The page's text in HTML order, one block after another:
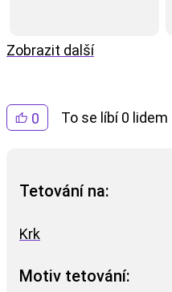
0 To se líbí 0 lidem
Tetování na:
Krk
Motiv tetování:
Zobrazit další